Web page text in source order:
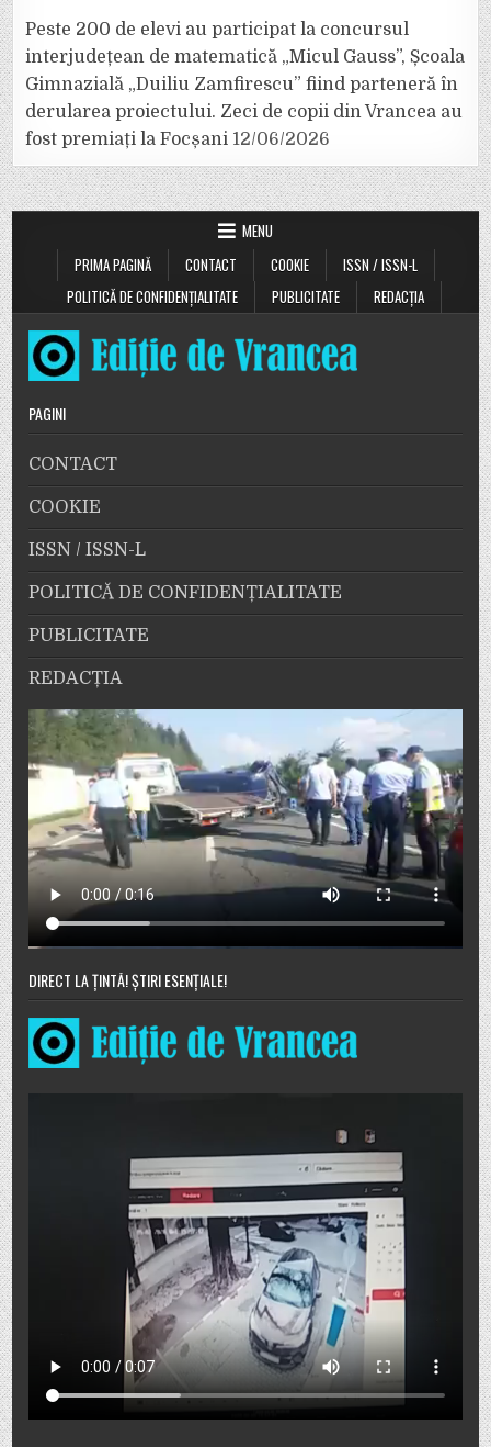
Peste 200 de elevi au participat la concursul
interjudețean de matematică „Micul Gauss”, Școala
Gimnazială „Duiliu Zamfirescu” fiind parteneră în
derularea proiectului. Zeci de copii din Vrancea au
fost premiați la Focșani 12/06/2026
MENU
PRIMA PAGINĂ
CONTACT COOKIE
ISSN / ISSN-L
POLITICĂ DE CONFIDENȚIALITATE
PUBLICITATE REDACȚIA
PAGINI
CONTACT
COOKIE
ISSN / ISSN-L
POLITICĂ DE CONFIDENȚIALITATE
PUBLICITATE
REDACȚIA
DIRECT LA ȚINTĂ! ȘTIRI ESENȚIALE!